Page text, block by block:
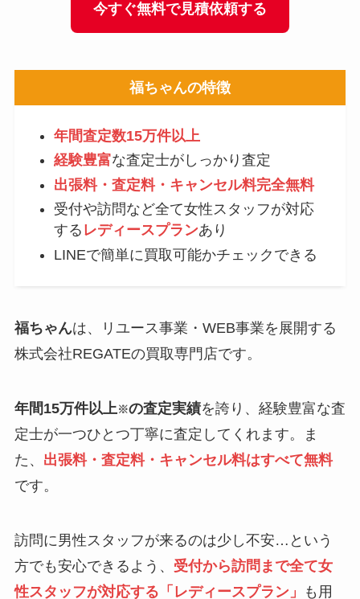
今すぐ無料で見積依頼する
福ちゃんの特徴
年間査定数15万件以上
経験豊富な査定士がしっかり査定
出張料・査定料・キャンセル料完全無料
受付や訪問など全て女性スタッフが対応
する レディースプランあり
LINEで簡単に買取可能かチェックできる
福ちゃんは、リユース事業・WEB事業を展開する
株式会社REGATEの買取専門店です。
年間15万件以上※の査定実績を誇り、経験豊富な査
定士が一つひとつ丁寧に査定してくれます。ま
た、 出張料・査定料・キャンセル料はすべて無料
です。
訪問に男性スタッフが来るのは少し不安…という
方でも安心できるよう、 受付から訪問まで全て女
性スタッフが対応する「レディースプラン」
も用